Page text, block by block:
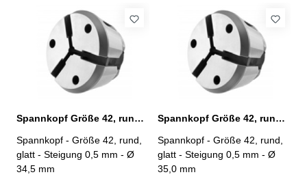
Spannkopf Größe 42, rund, glatt, Ø 34,5 mm
Spannkopf - Größe 42, rund,
glatt - Steigung 0,5 mm - Ø
34,5 mm
Spannkopf Größe 42, rund, glatt, Ø 35,0 mm
Spannkopf - Größe 42, rund,
glatt - Steigung 0,5 mm - Ø
35,0 mm